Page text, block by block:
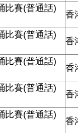
比賽(普通話)
香
比賽(普通話)
香
比賽(普通話)
香
比賽(普通話)
香
比賽(普通話)
香